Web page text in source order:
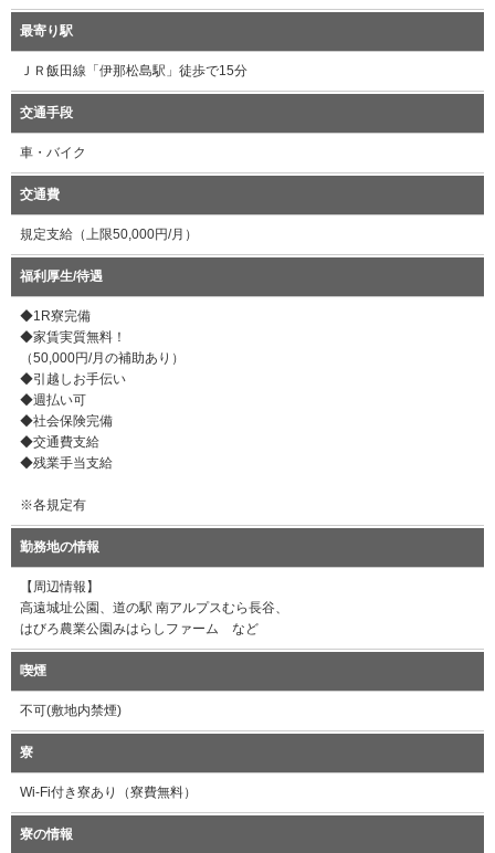
最寄り駅
ＪＲ飯田線「伊那松島駅」徒歩で15分
交通手段
車・バイク
交通費
規定支給（上限50,000円/月）
福利厚生/待遇
◆1R寮完備
◆家賃実質無料！
（50,000円/月の補助あり）
◆引越しお手伝い
◆週払い可
◆社会保険完備
◆交通費支給
◆残業手当支給
※各規定有
勤務地の情報
【周辺情報】
高遠城址公園、道の駅 南アルプスむら長谷、
はびろ農業公園みはらしファーム など
喫煙
不可(敷地内禁煙)
寮
Wi-Fi付き寮あり（寮費無料）
寮の情報